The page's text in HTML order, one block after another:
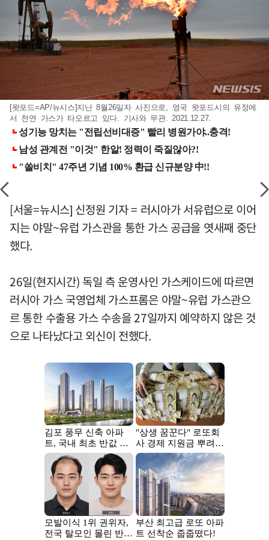
[왓포드=AP/뉴시스]지난 8월26일자 사진으로, 영국 왓포드시의 유정에
서 천연 가스가 타오르고 있다. 기사와 무관. 2021.12.27.
[서울=뉴시스] 신정원 기자 = 러시아가 서유럽으로 이어
지는 야말~유럽 가스관을 통한 가스 공급을 엿새째 중단
했다.
26일(현지시간) 독일 측 운영사인 가스케이드에 따르면
러시아 가스 국영업체 가스프롬은 야말~유럽 가스관으
르 통한 수출용 가스 수송을 27일까지 예약하지 않은 것
으로 나타났다고 외신이 전했다.